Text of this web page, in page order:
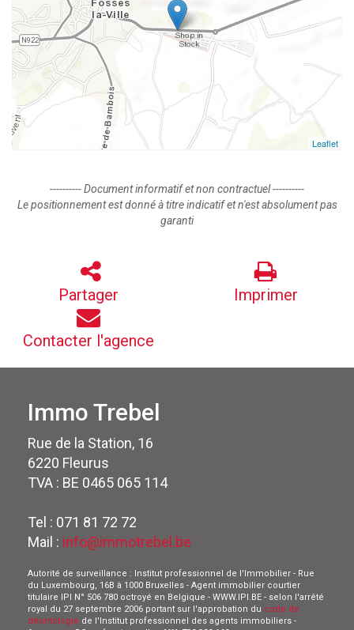
Leaflet
---------- Document informatif et non contractuel ----------
Le positionnement est donné à titre indicatif et n'est absolument pas
garanti
Partager Imprimer
Contacter l'agence
Immo Trebel
Rue de la Station, 16
6220 Fleurus
TVA : BE 0465 065 114
Tel : 071 81 72 72
Mail : info@immotrebel.be
Autorité de surveillance : Institut professionnel de l'Immobilier - Rue
du Luxembourg, 16B à 1000 Bruxelles - Agent immobilier courtier
titulaire IPI N° 506 780 octroyé en Belgique - WWW.IPI.BE - selon l'arrêté
royal du 27 septembre 2006 portant sur l'approbation du code de
déontologie de l'Institut professionnel des agents immobiliers -